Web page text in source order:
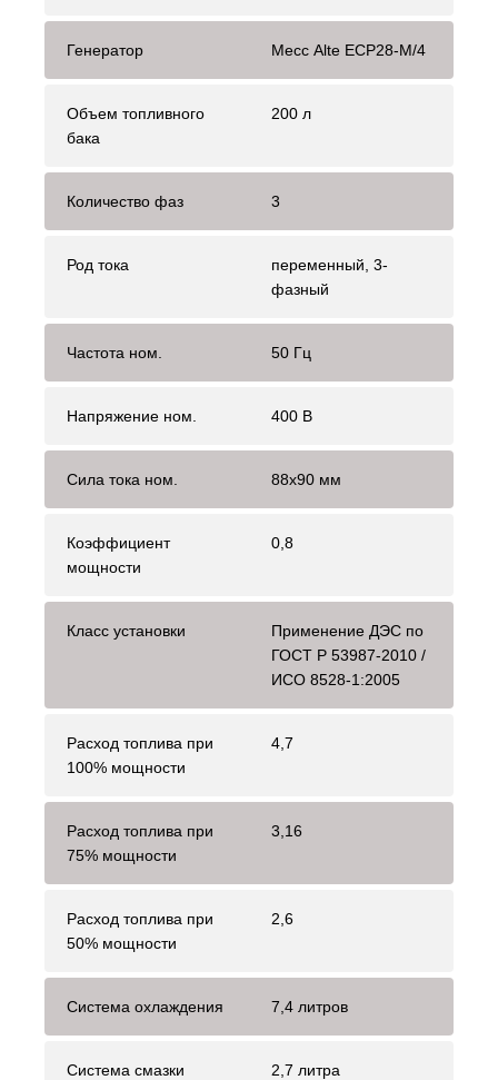
Генератор Mecc Alte ЕСР28-М/4
Объем топливного
бака
200 л
Количество фаз 3
Род тока
переменный, 3-
фазный
Частота ном. 50 Гц
Напряжение ном. 400 В
Сила тока ном. 88х90 мм
Коэффициент
мощности
0,8
Класс установки
Применение ДЭС по
ГОСТ Р 53987-2010 /
ИСО 8528-1:2005
Расход топлива при
100% мощности
4,7
Расход топлива при
75% мощности
3,16
Расход топлива при
50% мощности
2,6
Система охлаждения 7,4 литров
Система смазки 2,7 литра